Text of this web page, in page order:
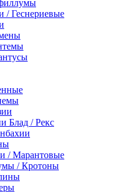
/ Геснериевые
Блад / Рекс
/ Марантовые
/ Кротоны